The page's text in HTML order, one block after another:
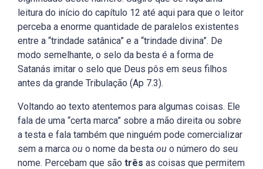
leitura do início do capítulo 12 até aqui para que o leitor
perceba a enorme quantidade de paralelos existentes
entre a “trindade satânica” e a “trindade divina”. De
modo semelhante, o selo da besta é a forma de
Satanás imitar o selo que Deus pôs em seus filhos
antes da grande Tribulação (Ap 7.3).
Voltando ao texto atentemos para algumas coisas. Ele
fala de uma “certa marca” sobre a mão direita ou sobre
a testa e fala também que ninguém pode comercializar
sem a marca ou o nome da besta ou o número do seu
nome. Percebam que são três as coisas que permitem